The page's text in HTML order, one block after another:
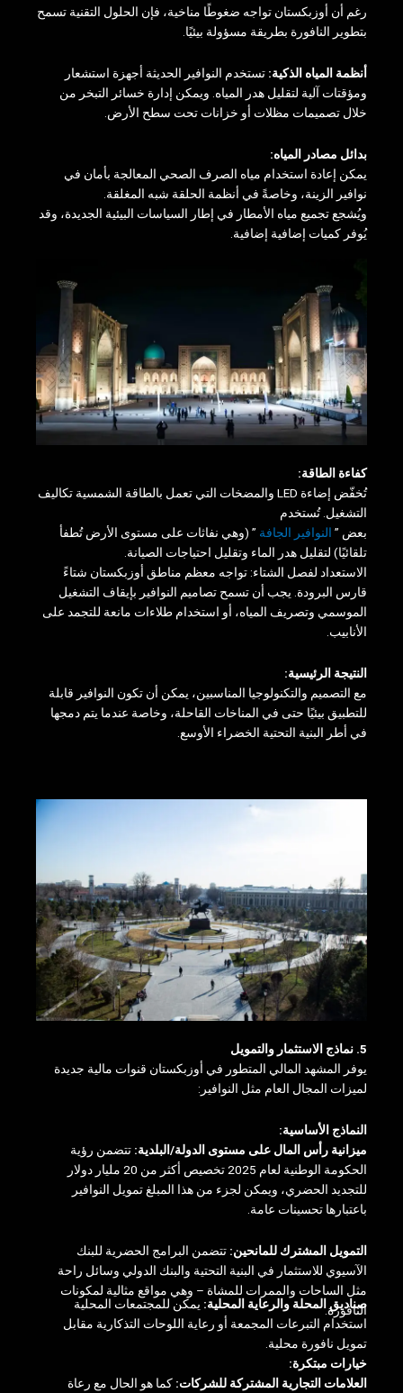
رغم أن أوزبكستان تواجه ضغوطًا مناخية، فإن الحلول التقنية تسمح
بتطوير النافورة بطريقة مسؤولة بيئيًا.
أنظمة المياه الذكية: تستخدم النوافير الحديثة أجهزة استشعار
ومؤقتات آلية لتقليل هدر المياه. ويمكن إدارة خسائر التبخر من
خلال تصميمات مظلات أو خزانات تحت سطح الأرض.
بدائل مصادر المياه:
يمكن إعادة استخدام مياه الصرف الصحي المعالجة بأمان في
نوافير الزينة، وخاصةً في أنظمة الحلقة شبه المغلقة.
ويُشجع تجميع مياه الأمطار في إطار السياسات البيئية الجديدة، وقد
يُوفر كميات إضافية إضافية.
كفاءة الطاقة:
تُخفّض إضاءة LED والمضخات التي تعمل بالطاقة الشمسية تكاليف
التشغيل. تُستخدم
بعض ” النوافير الجافة ” (وهي نفاثات على مستوى الأرض تُطفأ
تلقائيًا) لتقليل هدر الماء وتقليل احتياجات الصيانة.
الاستعداد لفصل الشتاء: تواجه معظم مناطق أوزبكستان شتاءً
قارس البرودة. يجب أن تسمح تصاميم النوافير بإيقاف التشغيل
الموسمي وتصريف المياه، أو استخدام طلاءات مانعة للتجمد على
الأنابيب.
النتيجة الرئيسية:
مع التصميم والتكنولوجيا المناسبين، يمكن أن تكون النوافير قابلة
للتطبيق بيئيًا حتى في المناخات القاحلة، وخاصة عندما يتم دمجها
في أطر البنية التحتية الخضراء الأوسع.
5. نماذج الاستثمار والتمويل
يوفر المشهد المالي المتطور في أوزبكستان قنوات مالية جديدة
لميزات المجال العام مثل النوافير:
النماذج الأساسية:
ميزانية رأس المال على مستوى الدولة/البلدية: تتضمن رؤية
الحكومة الوطنية لعام 2025 تخصيص أكثر من 20 مليار دولار
للتجديد الحضري، ويمكن لجزء من هذا المبلغ تمويل النوافير
باعتبارها تحسينات عامة.
التمويل المشترك للمانحين: تتضمن البرامج الحضرية للبنك
الآسيوي للاستثمار في البنية التحتية والبنك الدولي وسائل راحة
مثل الساحات والممرات للمشاة – وهي مواقع مثالية لمكونات
النافورة.
صناديق المحلة والرعاية المحلية: يمكن للمجتمعات المحلية
استخدام التبرعات المجمعة أو رعاية اللوحات التذكارية مقابل
تمويل نافورة محلية.
خيارات مبتكرة:
العلامات التجارية المشتركة للشركات: كما هو الحال مع رعاة